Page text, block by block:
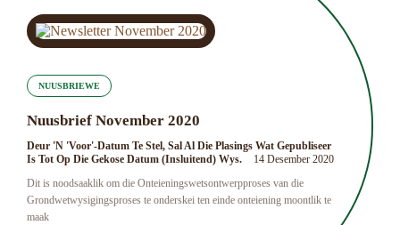
NUUSBRIEWE
Nuusbrief November 2020
Deur 'n 'Voor'-Datum Te Stel, Sal Al Die Plasings Wat Gepubliseer
Is Tot Op Die Gekose Datum (insluitend) Wys.
14 Desember 2020
Dit is noodsaaklik om die Onteieningswetsontwerpproses van die
Grondwetwysigingsproses te onderskei ten einde onteiening moontlik te
maak